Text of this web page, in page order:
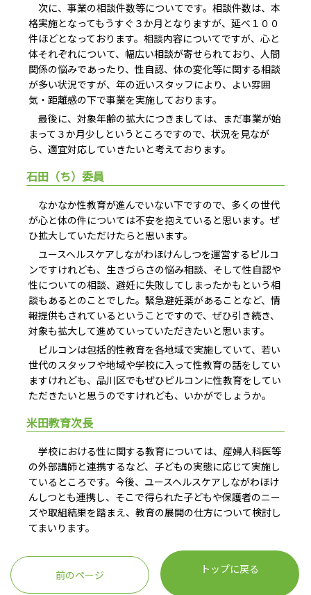
次に、事業の相談件数等についてです。相談件数は、本
格実施となってもうすぐ３か月となりますが、延べ１００
件ほどとなっております。相談内容についてですが、心と
体それぞれについて、幅広い相談が寄せられており、人間
関係の悩みであったり、性自認、体の変化等に関する相談
が多い状況ですが、年の近いスタッフにより、よい雰囲
気・距離感の下で事業を実施しております。
最後に、対象年齢の拡大につきましては、まだ事業が始
まって３か月少しというところですので、状況を見なが
ら、適宜対応していきたいと考えております。
石田（ち）委員
なかなか性教育が進んでいない下ですので、多くの世代
が心と体の件については不安を抱えていると思います。ぜ
ひ拡大していただけたらと思います。
ユースヘルスケアしながわほけんしつを運営するピルコ
ンですけれども、生きづらさの悩み相談、そして性自認や
性についての相談、避妊に失敗してしまったかもという相
談もあるとのことでした。緊急避妊薬があることなど、情
報提供もされているということですので、ぜひ引き続き、
対象も拡大して進めていっていただきたいと思います。
ピルコンは包括的性教育を各地域で実施していて、若い
世代のスタッフや地域や学校に入って性教育の話をしてい
ますけれども、品川区でもぜひピルコンに性教育をしてい
ただきたいと思うのですけれども、いかがでしょうか。
米田教育次長
学校における性に関する教育については、産婦人科医等
の外部講師と連携するなど、子どもの実態に応じて実施し
ているところです。今後、ユースヘルスケアしながわほけ
んしつとも連携し、そこで得られた子どもや保護者のニー
ズや取組結果を踏まえ、教育の展開の仕方について検討し
てまいります。
前のページ トップに戻る